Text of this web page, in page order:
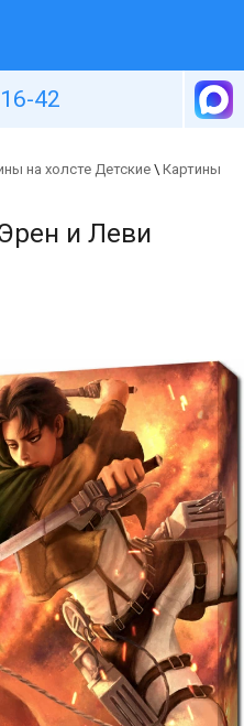
42
на холсте Детские \ Картины
и Леви